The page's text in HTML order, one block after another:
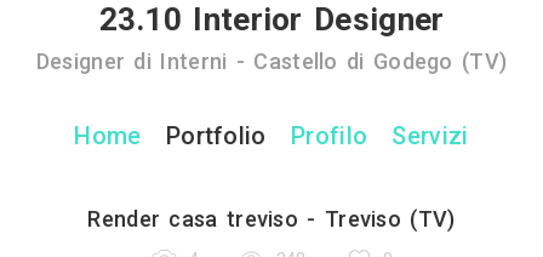
23.10 Interior Designer
Designer di Interni - Castello di Godego (TV)
Home Portfolio Profilo Servizi
Render casa treviso - Treviso (TV)